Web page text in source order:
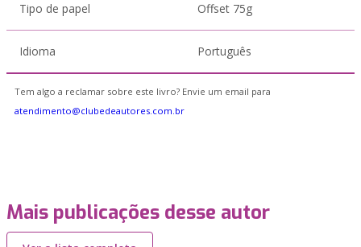
Tipo de papel Offset 75g
Idioma Português
Tem algo a reclamar sobre este livro? Envie um email para
atendimento@clubedeautores.com.br
Mais publicações desse autor